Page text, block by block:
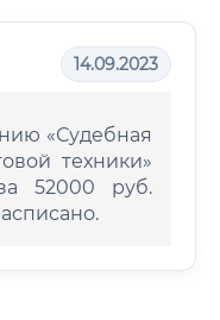
14.09.2023
«Судебная
техники»
52000 руб.